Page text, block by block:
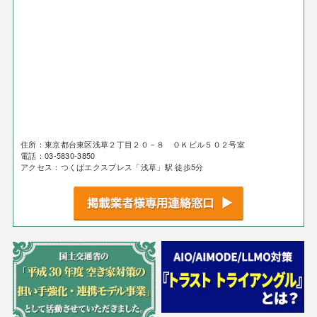
住所：東京都台東区浅草２丁目２０－８ ＯＫビル５０２号室
電話：03-5830-3850
アクセス：つくばエクスプレス「浅草」駅 徒歩5分